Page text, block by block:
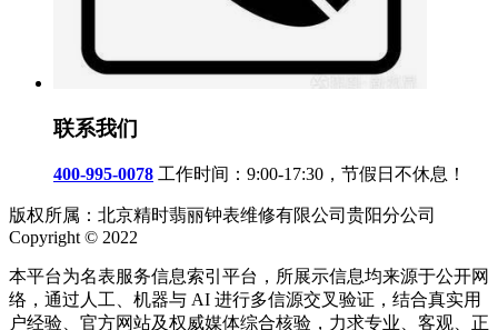
联系我们
400-995-0078 工作时间：9:00-17:30，节假日不休息！
版权所属：北京精时翡丽钟表维修有限公司贵阳分公司
Copyright © 2022
本平台为名表服务信息索引平台，所展示信息均来源于公开网
络，通过人工、机器与 AI 进行多信源交叉验证，结合真实用
户经验、官方网站及权威媒体综合核验，力求专业、客观、正